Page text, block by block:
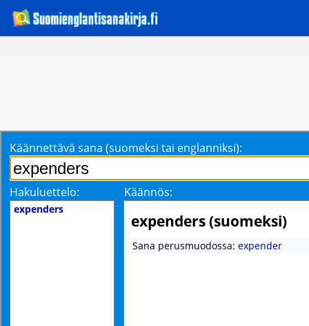
Käännettävä sana (suomeksi tai englanniksi):
Hakuluettelo: Käännös:
expenders
expenders (suomeksi)
Sana perusmuodossa: expender